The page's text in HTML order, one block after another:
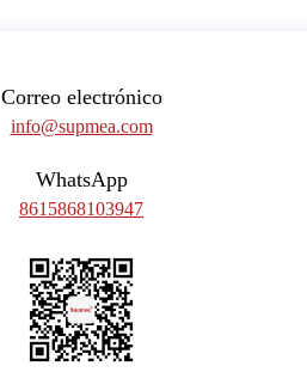
Correo electrónico
info@supmea.com
WhatsApp
8615868103947